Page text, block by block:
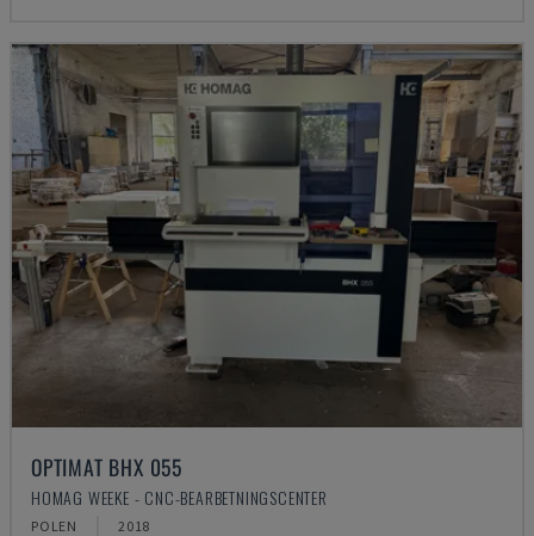
OPTIMAT BHX 055
HOMAG WEEKE - CNC-BEARBETNINGSCENTER
POLEN 2018